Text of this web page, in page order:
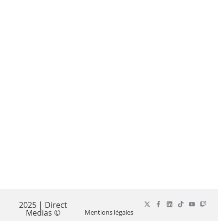
2025 | Direct
Medias © Mentions légales